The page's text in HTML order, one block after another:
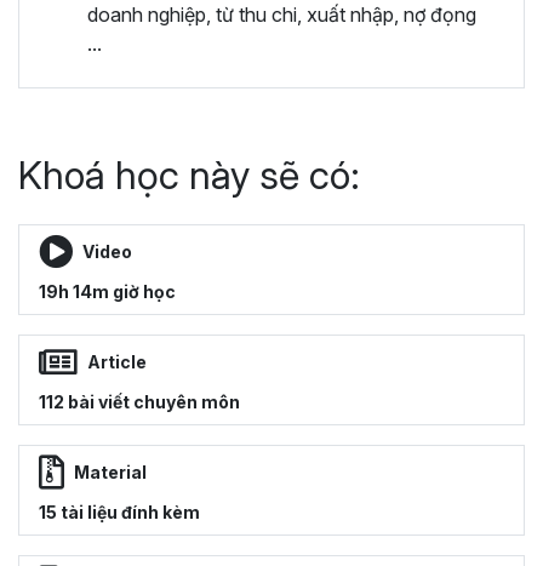
doanh nghiệp, từ thu chi, xuất nhập, nợ đọng
...
Khoá học này sẽ có:
Video
19h 14m giờ học
Article
112 bài viết chuyên môn
Material
15 tài liệu đính kèm